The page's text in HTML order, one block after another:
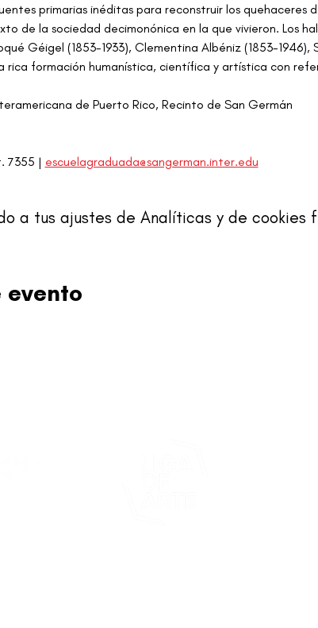
primarias inéditas para reconstruir los quehaceres
de la sociedad decimonónica en la que vivieron. Los
Géigel (1853-1933), Clementina Albéniz (1853-1946),
rica formación humanística, científica y artística con
de Puerto Rico, Recinto de San Germán
7355 | escuelagraduada@sangerman.inter.edu
a tus ajustes de Analíticas y de cookies